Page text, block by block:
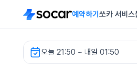
예약하기 쏘카 서비스
오늘 21:50 ~ 내일 01:50